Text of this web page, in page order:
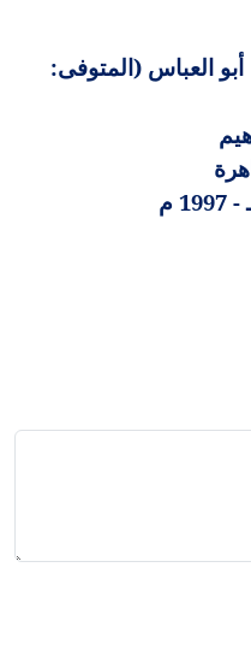
العباس (المتوفى: